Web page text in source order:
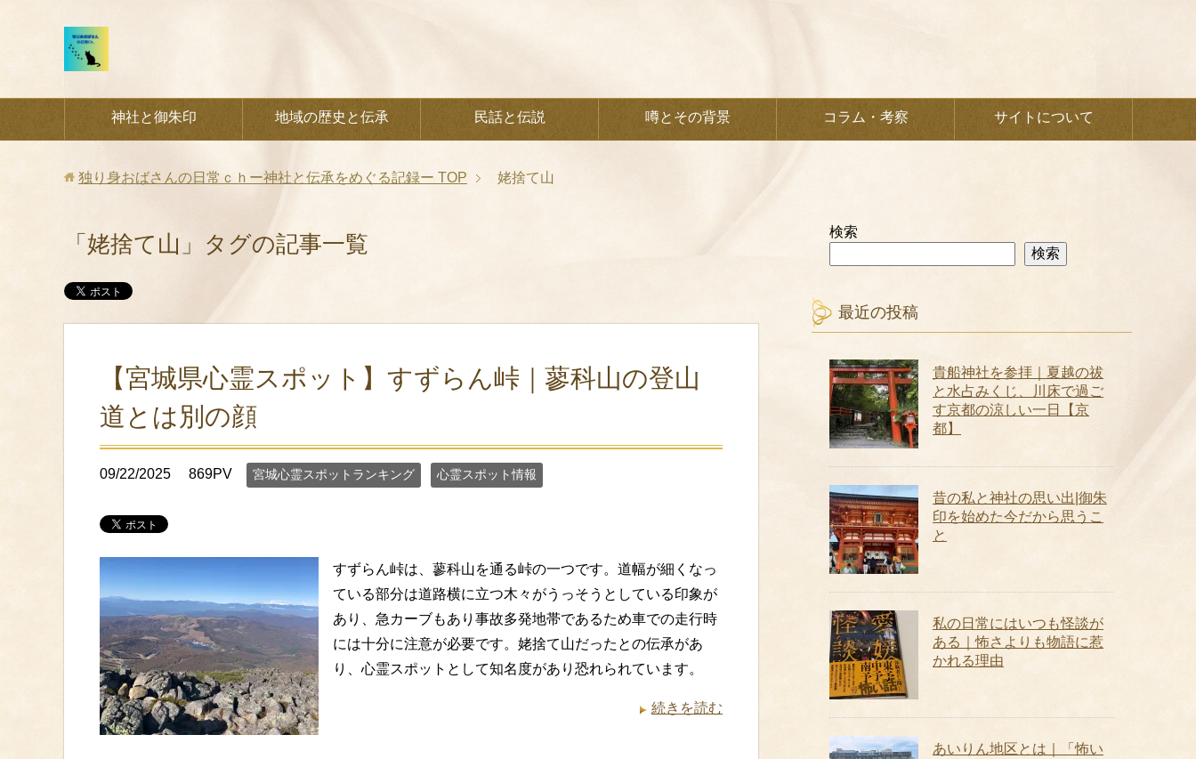
神社と御朱印 地域の歴史と伝承 民話と伝説 噂とその背景 コラム・考察 サイトについて
独り身おばさんの日常ｃｈー神社と伝承をめぐる記録ー TOP 姥捨て山
「姥捨て山」タグの記事一覧
【宮城県心霊スポット】すずらん峠｜蓼科山の登山
道とは別の顔
09/22/2025 869PV 宮城心霊スポットランキング 心霊スポット情報
すずらん峠は、蓼科山を通る峠の一つです。道幅が細くなっ
ている部分は道路横に立つ木々がうっそうとしている印象が
あり、急カーブもあり事故多発地帯であるため車での走行時
には十分に注意が必要です。姥捨て山だったとの伝承があ
り、心霊スポットとして知名度があり恐れられています。
続きを読む
検索
検索
最近の投稿
貴船神社を参拝｜夏越の祓
と水占みくじ、川床で過ご
す京都の涼しい一日【京
都】
昔の私と神社の思い出|御朱
印を始めた今だから思うこ
と
私の日常にはいつも怪談が
ある｜怖さよりも物語に惹
かれる理由
あいりん地区とは｜「怖い